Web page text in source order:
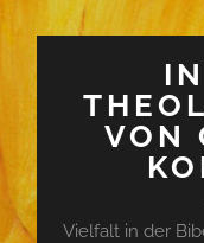
VON
Vielfalt in der